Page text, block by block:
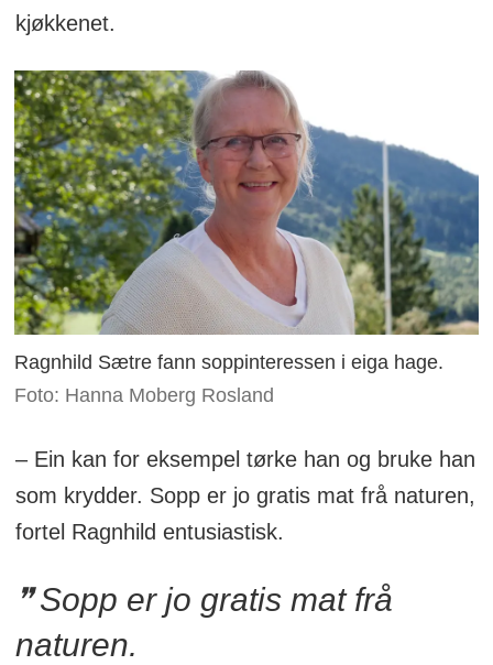
kjøkkenet.
Ragnhild Sætre fann soppinteressen i eiga hage.
Foto: Hanna Moberg Rosland
– Ein kan for eksempel tørke han og bruke han
som krydder. Sopp er jo gratis mat frå naturen,
fortel Ragnhild entusiastisk.
Sopp er jo gratis mat frå
naturen.